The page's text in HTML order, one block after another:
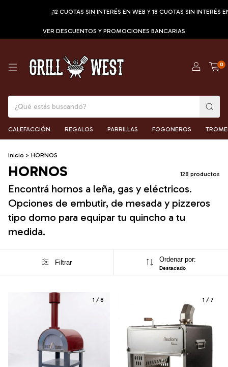
¡12 CUOTAS SIN INTERÉS EN WEB Y 18 CUOTAS SIN INTERÉS EN TIENDA!
VER DESCUENTOS Y PROMOCIONES BANCARIAS
0
CALEFACCIÓN REGALOS PARRILLAS FOGONEROS
Inicio > HORNOS
HORNOS 128 productos
Encontrá hornos a leña, gas y eléctricos.
Opciones de embutir, de mesada y pizzeros
tipo domo para equipar tu quincho a tu
medida.
Filtrar Ordenar por:
Destacado
1 /8 1 / 7